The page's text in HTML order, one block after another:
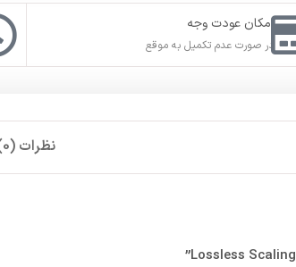
امکان عودت وجه
در صورت عدم تکمیل به موقع
نظرات (0)